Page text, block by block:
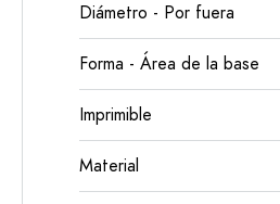
Diámetro - Por fuera
Forma - Área de la base
Imprimible
Material